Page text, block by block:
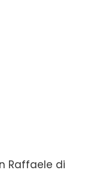
Raffaele di